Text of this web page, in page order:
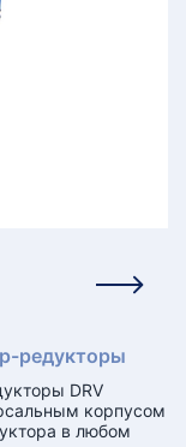
редукторы
DRV
корпусом
в любом